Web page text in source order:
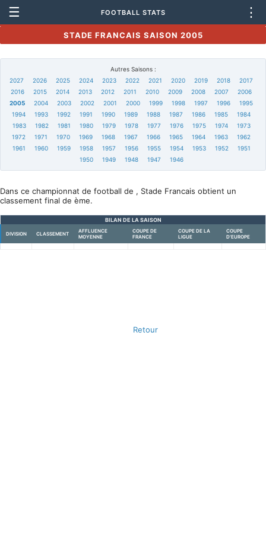
☰ FOOTBALL STATS ⋮
STADE FRANCAIS SAISON 2005
Autres Saisons :
2027
2026 2025 2024 2023 2022 2021 2020 2019 2018
2017
2016
2015 2014 2013 2012 2011 2010 2009 2008 2007
2006
2005
2004 2003 2002 2001 2000 1999 1998 1997 1996
1995
1994
1993 1992 1991 1990 1989 1988 1987 1986 1985
1984
1983
1982 1981 1980 1979 1978 1977 1976 1975 1974
1973
1972
1971 1970 1969 1968 1967 1966 1965 1964 1963
1962
1961
1960 1959 1958 1957 1956 1955 1954 1953 1952
1951
1950
1949 1948 1947 1946
Dans ce championnat de football de , Stade Francais obtient un
classement final de ème.
BILAN DE LA SAISON
DIVISION CLASSEMENT
AFFLUENCE
MOYENNE
COUPE DE
FRANCE
COUPE DE LA
LIGUE
COUPE
D'EUROPE
Retour